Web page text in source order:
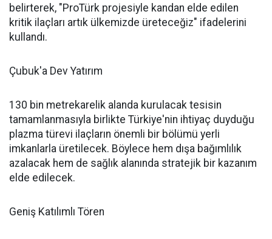
belirterek, "ProTürk projesiyle kandan elde edilen
kritik ilaçları artık ülkemizde üreteceğiz" ifadelerini
kullandı.
Çubuk'a Dev Yatırım
130 bin metrekarelik alanda kurulacak tesisin
tamamlanmasıyla birlikte Türkiye'nin ihtiyaç duyduğu
plazma türevi ilaçların önemli bir bölümü yerli
imkanlarla üretilecek. Böylece hem dışa bağımlılık
azalacak hem de sağlık alanında stratejik bir kazanım
elde edilecek.
Geniş Katılımlı Tören